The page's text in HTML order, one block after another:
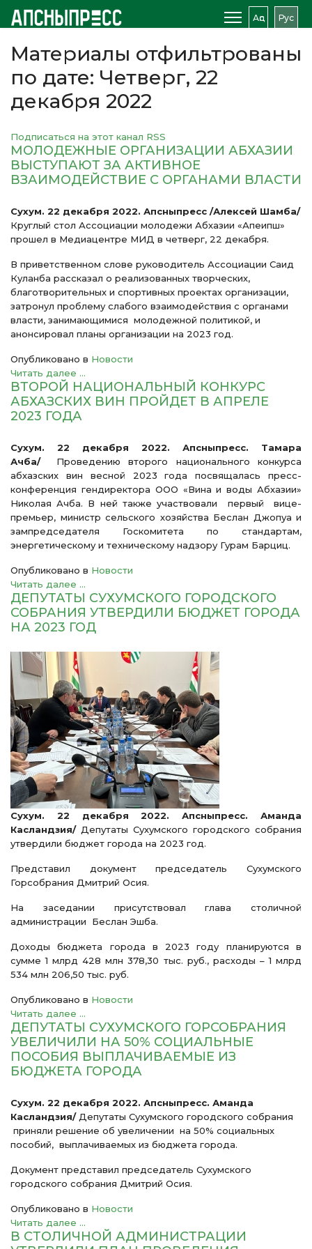
Аԥс Рус
Материалы отфильтрованы
по дате: Четверг, 22
декабря 2022
Подписаться на этот канал RSS
МОЛОДЕЖНЫЕ ОРГАНИЗАЦИИ АБХАЗИИ
ВЫСТУПАЮТ ЗА АКТИВНОЕ
ВЗАИМОДЕЙСТВИЕ С ОРГАНАМИ ВЛАСТИ
Сухум. 22 декабря 2022. Апсныпресс /Алексей Шамба/
Круглый стол Ассоциации молодежи Абхазии «Апеипш»
прошел в Медиацентре МИД в четверг, 22 декабря.
В приветственном слове руководитель Ассоциации Саид
Куланба рассказал о реализованных творческих,
благотворительных и спортивных проектах организации,
затронул проблему слабого взаимодействия с органами
власти, занимающимися молодежной политикой, и
анонсировал планы организации на 2023 год.
Опубликовано в Новости
Читать далее ...
ВТОРОЙ НАЦИОНАЛЬНЫЙ КОНКУРС
АБХАЗСКИХ ВИН ПРОЙДЕТ В АПРЕЛЕ
2023 ГОДА
Сухум. 22 декабря 2022. Апсныпресс. Тамара
Ачба/
Проведению второго национального конкурса
абхазских вин весной 2023 года посвящалась пресс-
конференция гендиректора ООО «Вина и воды Абхазии»
Николая Ачба. В ней также участвовали первый вице-
премьер, министр сельского хозяйства Беслан Джопуа и
зампредседателя Госкомитета по стандартам,
энергетическому и техническому надзору Гурам Барциц.
Опубликовано в Новости
Читать далее ...
ДЕПУТАТЫ СУХУМСКОГО ГОРОДСКОГО
СОБРАНИЯ УТВЕРДИЛИ БЮДЖЕТ ГОРОДА
НА 2023 ГОД
Сухум. 22 декабря 2022. Апсныпресс. Аманда
Касландзия/ Депутаты Сухумского городского собрания
утвердили бюджет города на 2023 год.
Представил документ председатель Сухумского
Горсобрания Дмитрий Осия.
На заседании присутствовал глава столичной
администрации Беслан Эшба.
Доходы бюджета города в 2023 году планируются в
сумме 1 млрд 428 млн 378,30 тыс. руб., расходы – 1 млрд
534 млн 206,50 тыс. руб.
Опубликовано в Новости
Читать далее ...
ДЕПУТАТЫ СУХУМСКОГО ГОРСОБРАНИЯ
УВЕЛИЧИЛИ НА 50% СОЦИАЛЬНЫЕ
ПОСОБИЯ ВЫПЛАЧИВАЕМЫЕ ИЗ
БЮДЖЕТА ГОРОДА
Сухум. 22 декабря 2022. Апсныпресс. Аманда
Касландзия/ Депутаты Сухумского городского собрания
приняли решение об увеличении на 50% социальных
пособий, выплачиваемых из бюджета города.
Документ представил председатель Сухумского
городского собрания Дмитрий Осия.
Опубликовано в Новости
Читать далее ...
В СТОЛИЧНОЙ АДМИНИСТРАЦИИ